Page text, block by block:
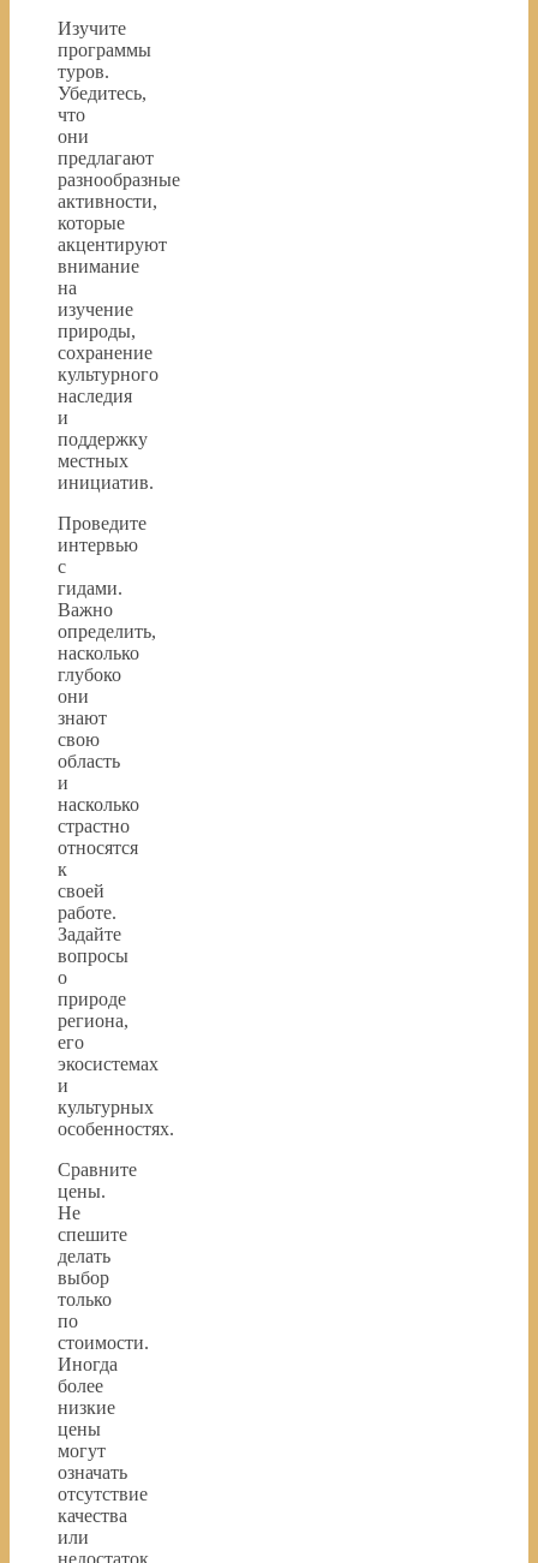
Изучите
программы
туров.
Убедитесь,
что
они
предлагают
разнообразные
активности,
которые
акцентируют
внимание
на
изучение
природы,
сохранение
культурного
наследия
и
поддержку
местных
инициатив.
Проведите
интервью
с
гидами.
Важно
определить,
насколько
глубоко
они
знают
свою
область
и
насколько
страстно
относятся
к
своей
работе.
Задайте
вопросы
о
природе
региона,
его
экосистемах
и
культурных
особенностях.
Сравните
цены.
Не
спешите
делать
выбор
только
по
стоимости.
Иногда
более
низкие
цены
могут
означать
отсутствие
качества
или